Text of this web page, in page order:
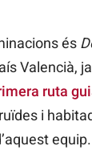
és
Valencià,
ruta
i